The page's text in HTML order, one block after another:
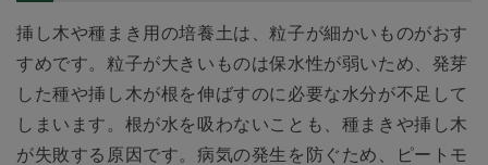
挿し木や種まき用の培養土は、粒子が細かいものがおす
すめです。粒子が大きいものは保水性が弱いため、発芽
した種や挿し木が根を伸ばすのに必要な水分が不足して
しまいます。根が水を吸わないことも、種まきや挿し木
が失敗する原因です。病気の発生を防ぐため、ピートモ